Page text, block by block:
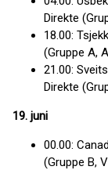
Direkte
18.00:
(Gruppe A,
21.00:
Direkte
19. juni
00.00:
(Gruppe B,